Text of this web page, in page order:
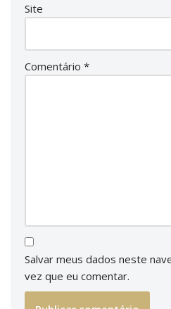
Site
Comentário *
Salvar meus dados neste
vez que eu comentar.